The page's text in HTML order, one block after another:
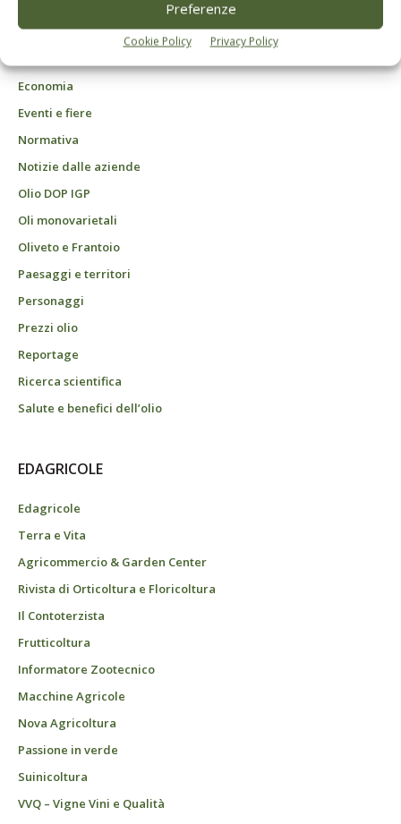
Preferenze
Cookie Policy Privacy Policy
Agrofarmaci – Difesa
Economia
Eventi e fiere
Normativa
Notizie dalle aziende
Olio DOP IGP
Oli monovarietali
Oliveto e Frantoio
Paesaggi e territori
Personaggi
Prezzi olio
Reportage
Ricerca scientifica
Salute e benefici dell’olio
EDAGRICOLE
Edagricole
Terra e Vita
Agricommercio & Garden Center
Rivista di Orticoltura e Floricoltura
Il Contoterzista
Frutticoltura
Informatore Zootecnico
Macchine Agricole
Nova Agricoltura
Passione in verde
Suinicoltura
VVQ – Vigne Vini e Qualità